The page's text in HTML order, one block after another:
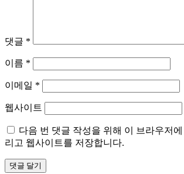
댓글 *
이름 *
이메일 *
웹사이트
다음 번 댓글 작성을 위해 이 브라우저
리고 웹사이트를 저장합니다.